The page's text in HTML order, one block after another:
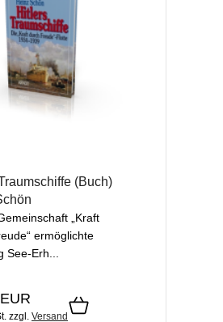
(Buch)
„Kraft
ermöglichte
See-­Er­h...
zzgl. Versand